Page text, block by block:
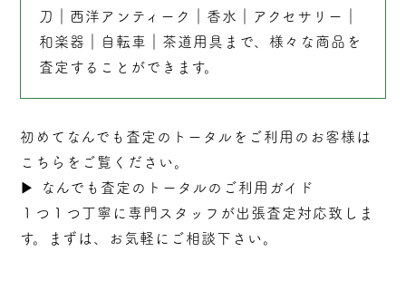
刀
西洋アンティーク 香水 アクセサリー
和楽器
自転車 茶道用具 まで、様々な商品を
査定することができます。
初めてなんでも査定のトータルをご利用のお客様は
こちらをご覧ください。
▶︎
なんでも査定のトータルのご利用ガイド
１つ１つ丁寧に専門スタッフが出張査定対応致しま
す。まずは、お気軽にご相談下さい。